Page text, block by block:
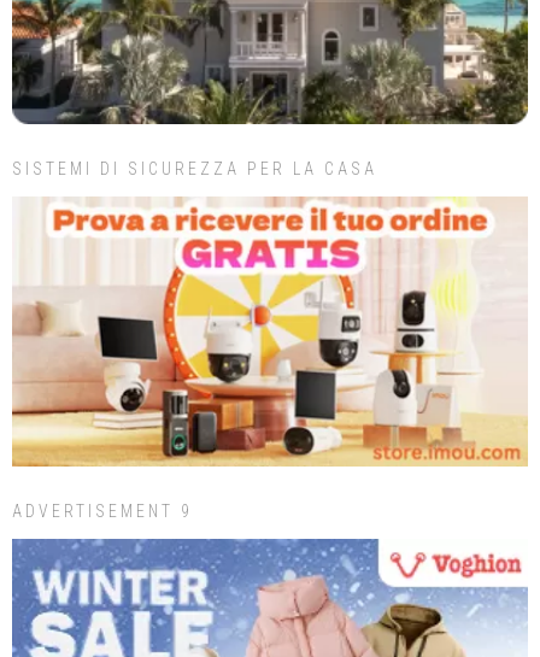
SISTEMI DI SICUREZZA PER LA CASA
ADVERTISEMENT 9